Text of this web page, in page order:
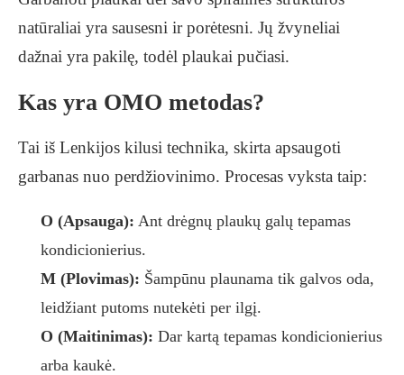
natūraliai yra sausesni ir porėtesni. Jų žvyneliai
dažnai yra pakilę, todėl plaukai pučiasi.
Kas yra OMO metodas?
Tai iš Lenkijos kilusi technika, skirta apsaugoti
garbanas nuo perdžiovinimo. Procesas vyksta taip:
O (Apsauga): Ant drėgnų plaukų galų tepamas
kondicionierius.
M (Plovimas): Šampūnu plaunama tik galvos oda,
leidžiant putoms nutekėti per ilgį.
O (Maitinimas): Dar kartą tepamas kondicionierius
arba kaukė.